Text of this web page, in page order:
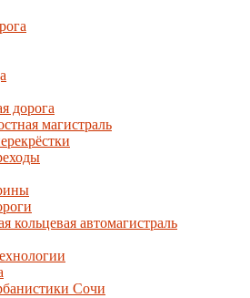
дорога
магистраль
кольцевая автомагистраль
Сочи